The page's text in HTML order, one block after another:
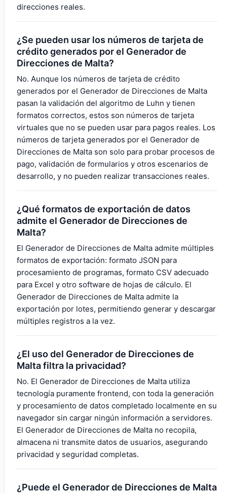
direcciones reales.
¿Se pueden usar los números de tarjeta de
crédito generados por el Generador de
Direcciones de Malta?
No. Aunque los números de tarjeta de crédito
generados por el Generador de Direcciones de Malta
pasan la validación del algoritmo de Luhn y tienen
formatos correctos, estos son números de tarjeta
virtuales que no se pueden usar para pagos reales. Los
números de tarjeta generados por el Generador de
Direcciones de Malta son solo para probar procesos de
pago, validación de formularios y otros escenarios de
desarrollo, y no pueden realizar transacciones reales.
¿Qué formatos de exportación de datos
admite el Generador de Direcciones de
Malta?
El Generador de Direcciones de Malta admite múltiples
formatos de exportación: formato JSON para
procesamiento de programas, formato CSV adecuado
para Excel y otro software de hojas de cálculo. El
Generador de Direcciones de Malta admite la
exportación por lotes, permitiendo generar y descargar
múltiples registros a la vez.
¿El uso del Generador de Direcciones de
Malta filtra la privacidad?
No. El Generador de Direcciones de Malta utiliza
tecnología puramente frontend, con toda la generación
y procesamiento de datos completado localmente en su
navegador sin cargar ningún información a servidores.
El Generador de Direcciones de Malta no recopila,
almacena ni transmite datos de usuarios, asegurando
privacidad y seguridad completas.
¿Puede el Generador de Direcciones de Malta